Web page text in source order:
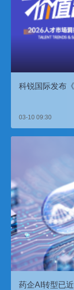
科锐国际发布
03-10 09:30
药企AI转型已